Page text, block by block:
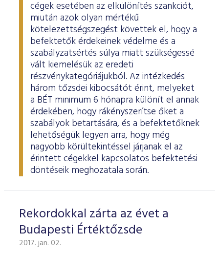
cégek esetében az elkülönítés szankciót,
miután azok olyan mértékű
kötelezettségszegést követtek el, hogy a
befektetők érdekeinek védelme és a
szabályzatsértés súlya miatt szükségessé
vált kiemelésük az eredeti
részvénykategóriájukból. Az intézkedés
három tőzsdei kibocsátót érint, melyeket
a BÉT minimum 6 hónapra különít el annak
érdekében, hogy rákényszerítse őket a
szabályok betartására, és a befektetőknek
lehetőségük legyen arra, hogy még
nagyobb körültekintéssel járjanak el az
érintett cégekkel kapcsolatos befektetési
döntéseik meghozatala során.
Rekordokkal zárta az évet a
Budapesti Értéktőzsde
2017. jan. 02.